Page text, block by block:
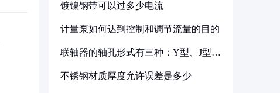
镀镍钢带可以过多少电流
计量泵如何达到控制和调节流量的目的
联轴器的轴孔形式有三种：Y型、J型、
不锈钢材质厚度允许误差是多少